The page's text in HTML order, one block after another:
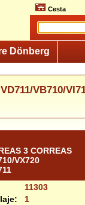
Cesta
Dönberg
VB710/
3 CORREAS
VX720
11303
1